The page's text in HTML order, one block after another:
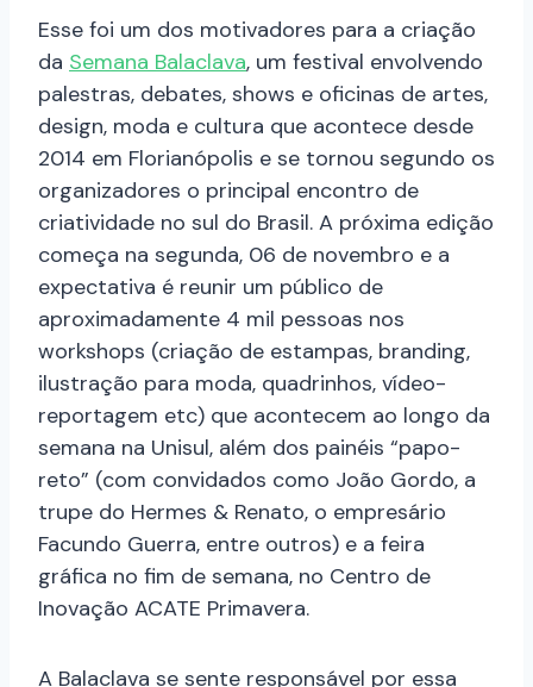
Esse foi um dos motivadores para a criação
da Semana Balaclava, um festival envolvendo
palestras, debates, shows e oficinas de artes,
design, moda e cultura que acontece desde
2014 em Florianópolis e se tornou segundo os
organizadores o principal encontro de
criatividade no sul do Brasil. A próxima edição
começa na segunda, 06 de novembro e a
expectativa é reunir um público de
aproximadamente 4 mil pessoas nos
workshops (criação de estampas, branding,
ilustração para moda, quadrinhos, vídeo-
reportagem etc) que acontecem ao longo da
semana na Unisul, além dos painéis “papo-
reto” (com convidados como João Gordo, a
trupe do Hermes & Renato, o empresário
Facundo Guerra, entre outros) e a feira
gráfica no fim de semana, no Centro de
Inovação ACATE Primavera.
A Balaclava se sente responsável por essa